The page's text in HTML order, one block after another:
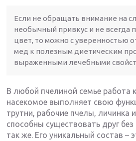
Если не обращать внимание на
необычный привкус и не всегда
цвет, то можно с уверенностью
мед к полезным диетическим
выраженными лечебными
В любой пчелиной семье работа
насекомое выполняет свою
трутни, рабочие пчелы, личинка
способны существовать друг
так же. Его уникальный состав –